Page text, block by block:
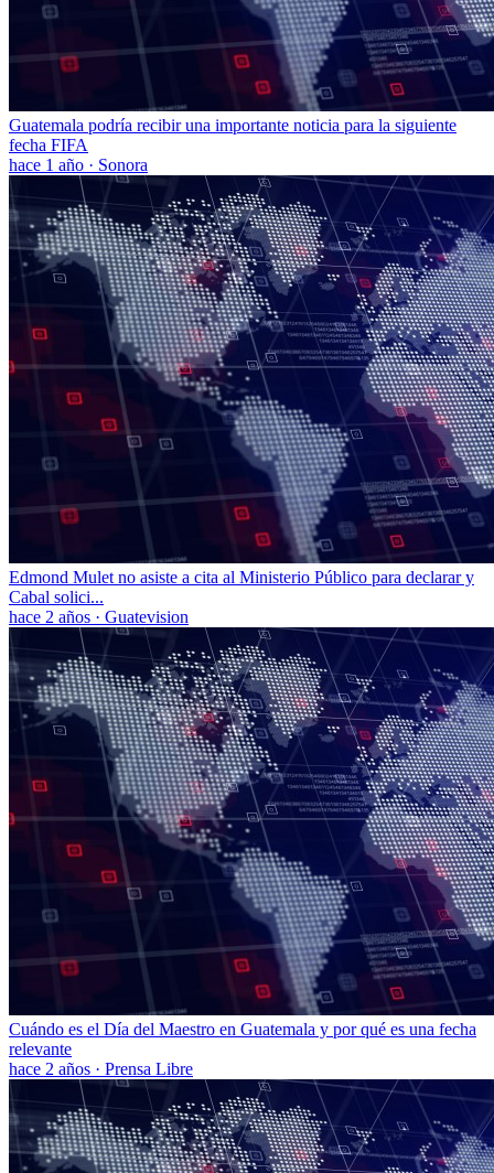
Guatemala podría recibir una importante noticia para la siguiente
fecha FIFA
hace 1 año · Sonora
Edmond Mulet no asiste a cita al Ministerio Público para declarar y
Cabal solici...
hace 2 años · Guatevision
Cuándo es el Día del Maestro en Guatemala y por qué es una fecha
relevante
hace 2 años · Prensa Libre